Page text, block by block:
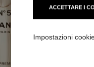
ACCETTARE I
Impostazioni cookie